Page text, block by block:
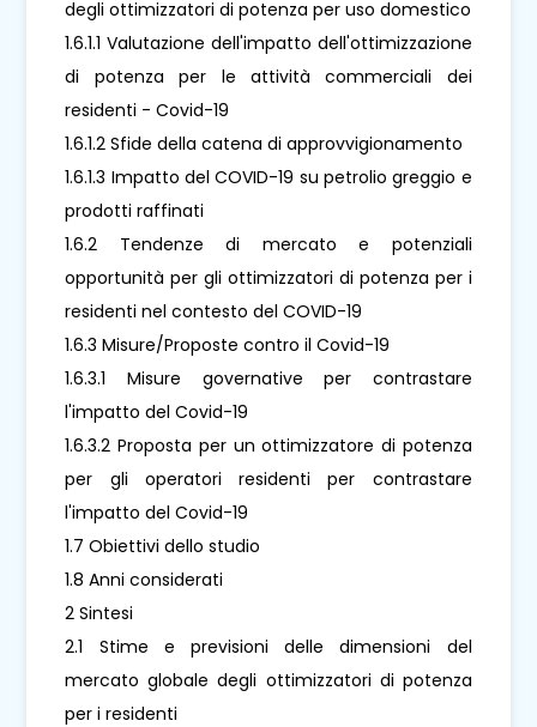
degli ottimizzatori di potenza per uso domestico
1.6.1.1 Valutazione dell'impatto dell'ottimizzazione
di potenza per le attività commerciali dei
residenti - Covid-19
1.6.1.2 Sfide della catena di approvvigionamento
1.6.1.3 Impatto del COVID-19 su petrolio greggio e
prodotti raffinati
1.6.2 Tendenze di mercato e potenziali
opportunità per gli ottimizzatori di potenza per i
residenti nel contesto del COVID-19
1.6.3 Misure/Proposte contro il Covid-19
1.6.3.1 Misure governative per contrastare
l'impatto del Covid-19
1.6.3.2 Proposta per un ottimizzatore di potenza
per gli operatori residenti per contrastare
l'impatto del Covid-19
1.7 Obiettivi dello studio
1.8 Anni considerati
2 Sintesi
2.1 Stime e previsioni delle dimensioni del
mercato globale degli ottimizzatori di potenza
per i residenti